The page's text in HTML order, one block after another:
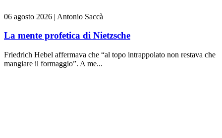
06 agosto 2026 | Antonio Saccà
La mente profetica di Nietzsche
Friedrich Hebel affermava che “al topo intrappolato non restava che
mangiare il formaggio”. A me...